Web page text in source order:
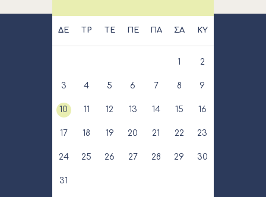
ΔΕ ΤΡ ΤΕ ΠΕ ΠΑ ΣΑ ΚΥ
1 2
3 4 5 6 7 8 9
10 11 12 13 14 15 16
17 18 19 20 21 22 23
24 25 26 27 28 29 30
31